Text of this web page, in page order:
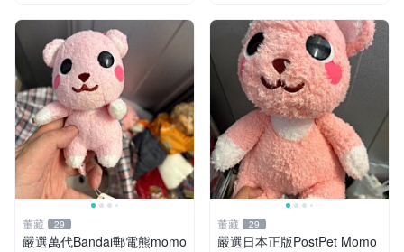
董藏 29
嚴選萬代Bandai郵電熊momo
董藏 29
嚴選日本正版PostPet Momo